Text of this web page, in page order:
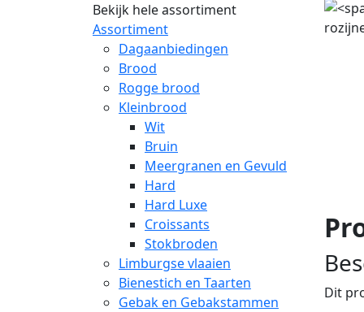
Bekijk hele assortiment
Assortiment
Dagaanbiedingen
Brood
Rogge brood
Kleinbrood
Wit
Bruin
Meergranen en Gevuld
Hard
Hard Luxe
Croissants
Stokbroden
Limburgse vlaaien
Bienestich en Taarten
Gebak en Gebakstammen
Dit